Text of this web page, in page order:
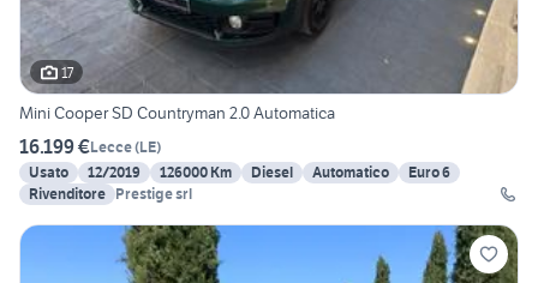
17
Mini Cooper SD Countryman 2.0 Automatica
16.199 €Lecce(LE)
Usato
12/2019 126000 Km Diesel Automatico
Euro 6
Rivenditore Prestige srl